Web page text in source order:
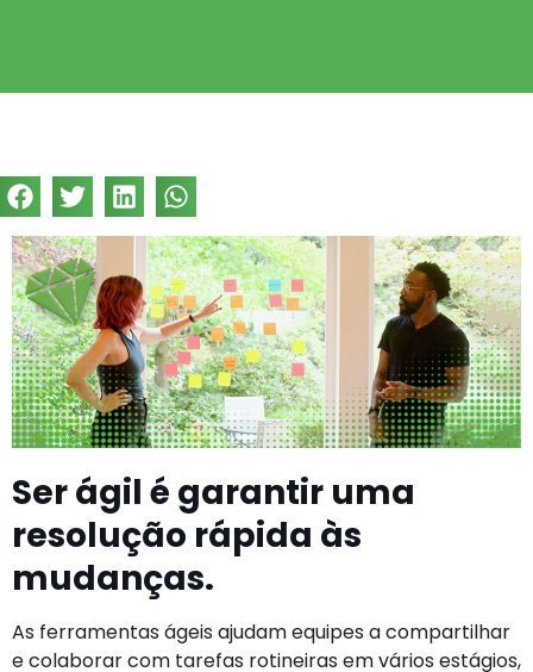
Ser ágil é garantir uma
resolução rápida às
mudanças.
As ferramentas ágeis ajudam equipes a compartilhar
e colaborar com tarefas rotineiras em vários estágios,